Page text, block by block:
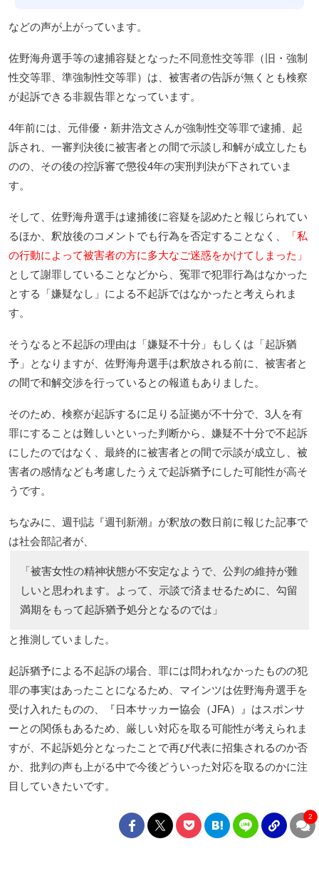
などの声が上がっています。
佐野海舟選手等の逮捕容疑となった不同意性交等罪（旧・強制
性交等罪、準強制性交等罪）は、被害者の告訴が無くとも検察
が起訴できる非親告罪となっています。
4年前には、元俳優・新井浩文さんが強制性交等罪で逮捕、起
訴され、一審判決後に被害者との間で示談し和解が成立したも
のの、その後の控訴審で懲役4年の実刑判決が下されていま
す。
そして、佐野海舟選手は逮捕後に容疑を認めたと報じられてい
るほか、釈放後のコメントでも行為を否定することなく、
「私
の行動によって被害者の方に多大なご迷惑をかけてしまった」
として謝罪していることなどから、冤罪で犯罪行為はなかった
とする「嫌疑なし」による不起訴ではなかったと考えられま
す。
そうなると不起訴の理由は「嫌疑不十分」もしくは「起訴猶
予」となりますが、佐野海舟選手は釈放される前に、被害者と
の間で和解交渉を行っているとの報道もありました。
そのため、検察が起訴するに足りる証拠が不十分で、3人を有
罪にすることは難しいといった判断から、嫌疑不十分で不起訴
にしたのではなく、最終的に被害者との間で示談が成立し、被
害者の感情なども考慮したうえで起訴猶予にした可能性が高そ
うです。
ちなみに、週刊誌『週刊新潮』が釈放の数日前に報じた記事で
は社会部記者が、
「被害女性の精神状態が不安定なようで、公判の維持が難
しいと思われます。よって、示談で済ませるために、勾留
満期をもって起訴猶予処分となるのでは」
と推測していました。
起訴猶予による不起訴の場合、罪には問われなかったものの犯
罪の事実はあったことになるため、マインツは佐野海舟選手を
受け入れたものの、『日本サッカー協会（JFA）』はスポンサ
ーとの関係もあるため、厳しい対応を取る可能性が考えられま
すが、不起訴処分となったことで再び代表に招集されるのか否
か、批判の声も上がる中で今後どういった対応を取るのかに注
目していきたいです。
2